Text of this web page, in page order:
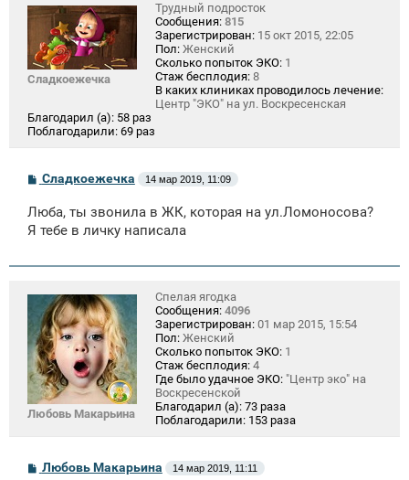
Сладкоежечка
Трудный подросток
Сообщения: 815
Зарегистрирован: 15 окт 2015, 22:05
Пол: Женский
Сколько попыток ЭКО: 1
Стаж бесплодия: 8
В каких клиниках проводилось лечение:
Центр "ЭКО" на ул. Воскресенская
Благодарил (а): 58 раз
Поблагодарили: 69 раз
С
б
щ
и
Сладкоежечка 14 мар 2019, 11:09
Люба, ты звонила в ЖК, которая на ул.Ломоносова?
Я тебе в личку написала
Любовь Макарьина
Спелая ягодка
Сообщения: 4096
Зарегистрирован: 01 мар 2015, 15:54
Пол: Женский
Сколько попыток ЭКО: 1
Стаж бесплодия: 4
Где было удачное ЭКО: "Центр эко" на
Воскресенской
Благодарил (а): 73 раза
Поблагодарили: 153 раза
С
Любовь Макарьина 14 мар 2019, 11:11